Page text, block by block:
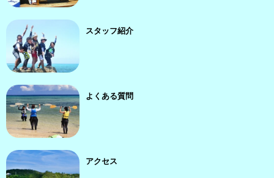
スタッフ紹介
よくある質問
アクセス